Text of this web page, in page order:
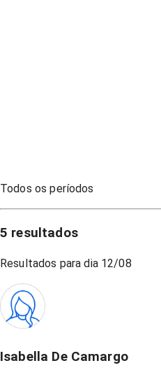
Todos os períodos
5 resultados
Resultados para dia 12/08
Isabella De Camargo